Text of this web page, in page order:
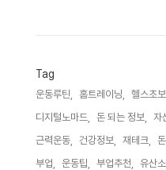
Tag
운동루틴, 홈트레이닝, 헬스초보,
디지털노마드,
돈 되는 정보, 자
근력운동,
건강정보, 재테크,
부업,
운동팁, 부업추천, 유산